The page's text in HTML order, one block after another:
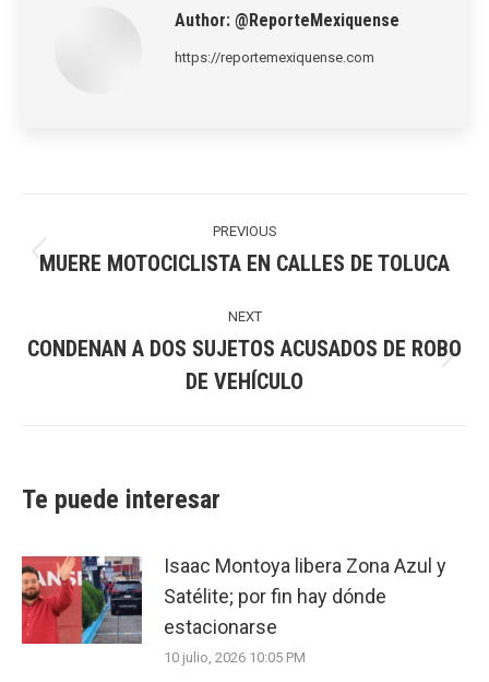
Author: @ReporteMexiquense
https://reportemexiquense.com
navigation
PREVIOUS
Previous
MUERE MOTOCICLISTA EN CALLES DE TOLUCA
NEXT
Next
post:
CONDENAN A DOS SUJETOS ACUSADOS DE ROBO
DE VEHÍCULO
Te puede interesar
Isaac Montoya libera Zona Azul y
Satélite; por fin hay dónde
estacionarse
10 julio, 2026 10:05 PM